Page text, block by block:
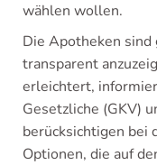
wählen wollen.
Die Apotheken
transparent
erleichtert,
Gesetzliche (GKV)
berücksichtigen bei
Optionen, die auf